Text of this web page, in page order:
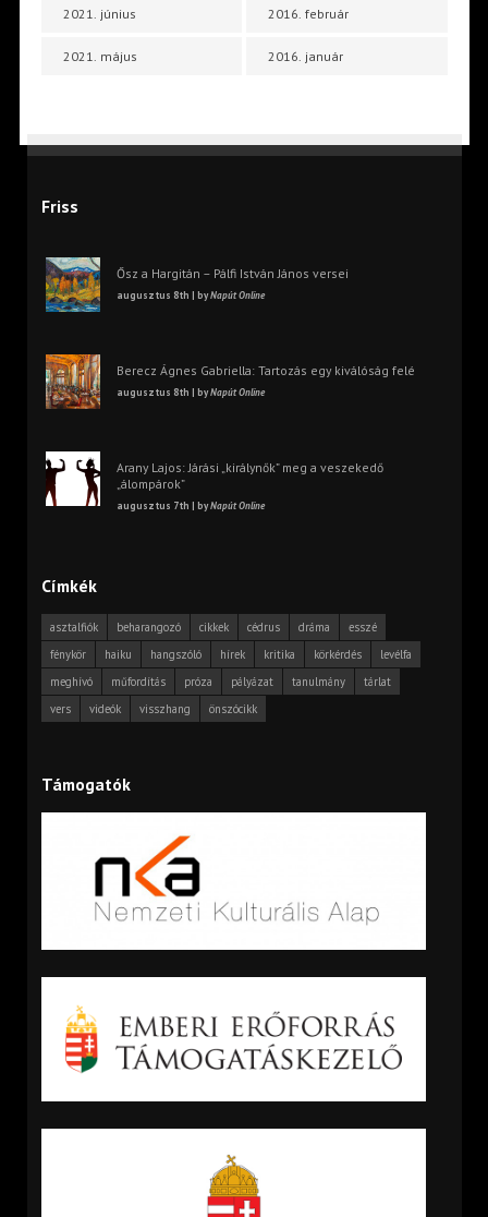
2021. június
2021. május
2016. február
2016. január
Friss
Ősz a Hargitán – Pálfi István János versei
augusztus 8th | byNapút Online
Berecz Ágnes Gabriella: Tartozás egy kiválóság felé
augusztus 8th | byNapút Online
Arany Lajos: Járási „királynők” meg a veszekedő
„álompárok”
augusztus 7th | byNapút Online
Címkék
asztalfiók beharangozó cikkek cédrus dráma
esszé
fénykör
haiku hangszóló hírek kritika körkérdés
levélfa
meghívó
műfordítás próza pályázat tanulmány
tárlat
vers
videók visszhang önszócikk
Támogatók